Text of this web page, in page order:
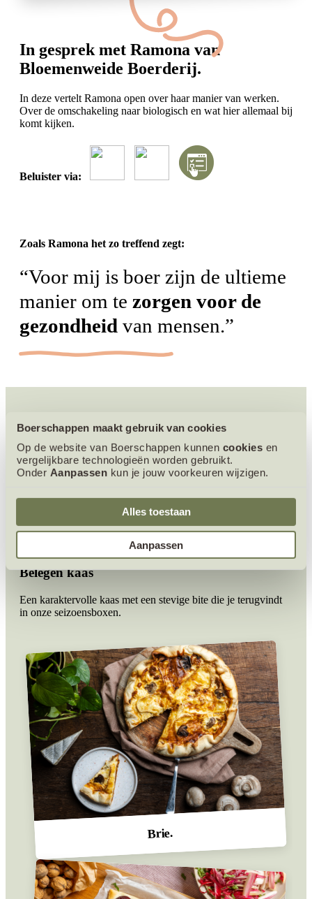
Boerschappen maakt gebruik van cookies
Op de website van Boerschappen kunnen cookies en
vergelijkbare technologieën worden gebruikt.
Onder Aanpassen kun je jouw voorkeuren wijzigen.
Alles toestaan
Aanpassen
In gesprek met Ramona van
Bloemenweide Boerderij.
In deze vertelt Ramona open over haar manier van werken.
Over de omschakeling naar biologisch en wat hier allemaal bij
komt kijken.
Beluister via:
Zoals Ramona het zo treffend zegt:
“Voor mij is boer zijn de ultieme
manier om te zorgen voor de
gezondheid van mensen.”
Trotsop hun product.
In onze boxen kom je verschillende producten van
Bloemenweide Boerderij tegen. Ambachtelijk gemaakt, met
natuurlijke ingrediënten.
Deze romige brie is een echte smaakmaker die we regelmatig
verwerken in onze recepten.
Belegen kaas
Een karaktervolle kaas met een stevige bite die je terugvindt
in onze seizoensboxen.
Brie.